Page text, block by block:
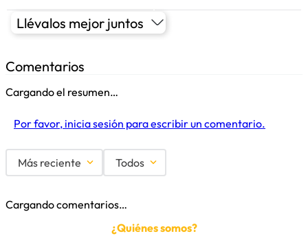
Llévalos mejor juntos
Comentarios
Cargando el resumen…
Por favor, inicia sesión para escribir un comentario.
Más reciente Todos
Cargando comentarios…
¿Quiénes somos?